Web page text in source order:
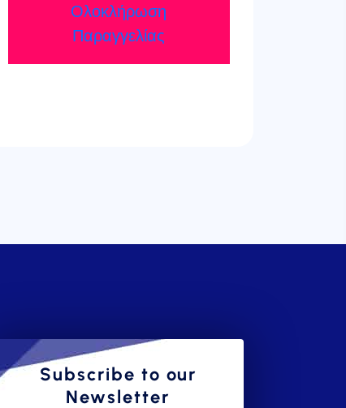
Ολοκλήρωση
Παραγγελίας
Subscribe to our
Newsletter